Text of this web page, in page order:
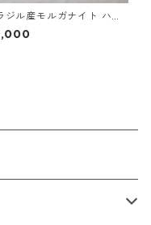
ジル産モルガナイト ハー
ット(5mm)/ラウンドカッ
ース(6mm)